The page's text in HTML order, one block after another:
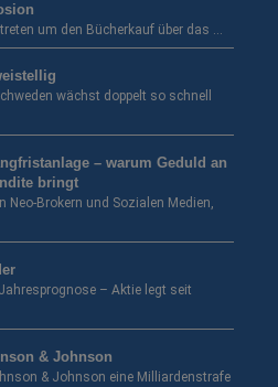
um den Bücherkauf über das …
wächst doppelt so schnell
– warum Geduld an
bringt
Neo-Brokern und Sozialen Medien,
– Aktie legt seit
& Johnson
& Johnson eine Milliardenstrafe